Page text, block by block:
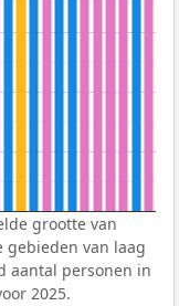
grootte van
van laag
aantal personen in
2025.